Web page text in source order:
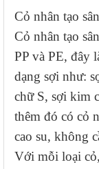
Cỏ nhân tạo
Cỏ nhân tạo
PP và PE, đây
dạng sợi như:
chữ S, sợi kim
thêm đó có cỏ
cao su, không
Với mỗi loại